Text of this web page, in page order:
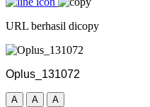
URL berhasil dicopy
Oplus_131072
A A A